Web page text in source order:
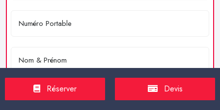
Merci de résoudre l'équation : 4 + 2 = ?
Réserver Devis